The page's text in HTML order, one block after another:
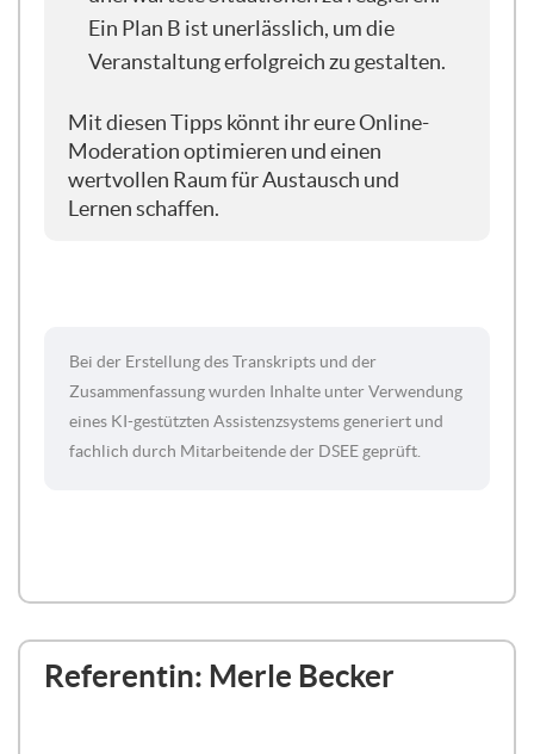
Moderation.
noch einmal wieder mit diesem Thema
vertieft auseinandersetzen, weil ich
glaube, Online-Veranstaltungen haben
nach wie vor einen ganz, ganz großen
ist auch nur unsere Zeit.
Aber auch durchaus aus
Inklusionsgründen. Und ich denke oft an
wenn etwas digital stattfindet.
Oder ich selber, ich bin Mutter von zwei
kleinen Kindern und freue mich auch,
Ein Plan B ist unerlässlich, um die
Veranstaltung erfolgreich zu gestalten.
Mit diesen Tipps könnt ihr eure Online-
Moderation optimieren und einen
wertvollen Raum für Austausch und
Lernen schaffen.
Bei der Erstellung des Transkripts und der
Zusammenfassung wurden Inhalte unter Verwendung
eines KI-gestützten Assistenzsystems generiert und
fachlich durch Mitarbeitende der DSEE geprüft.
Referentin: Merle Becker